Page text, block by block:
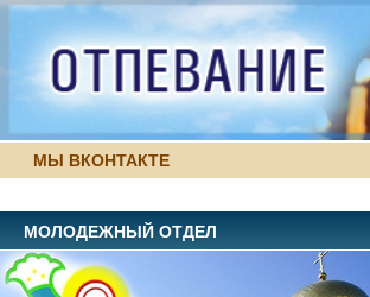
МЫ ВКОНТАКТЕ
МОЛОДЕЖНЫЙ ОТДЕЛ